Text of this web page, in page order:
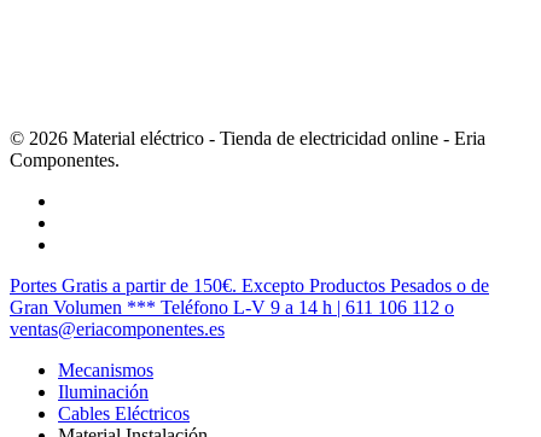
© 2026 Material eléctrico - Tienda de electricidad online - Eria
Componentes.
Cerrar
Menú
Portes Gratis a partir de 150€. Excepto Productos Pesados o de
Gran Volumen *** Teléfono L-V 9 a 14 h | 611 106 112 o
ventas@eriacomponentes.es
Mecanismos
Iluminación
Cables Eléctricos